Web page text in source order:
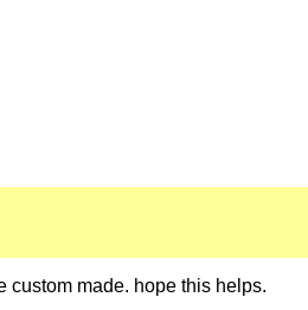
custom made. hope this helps.